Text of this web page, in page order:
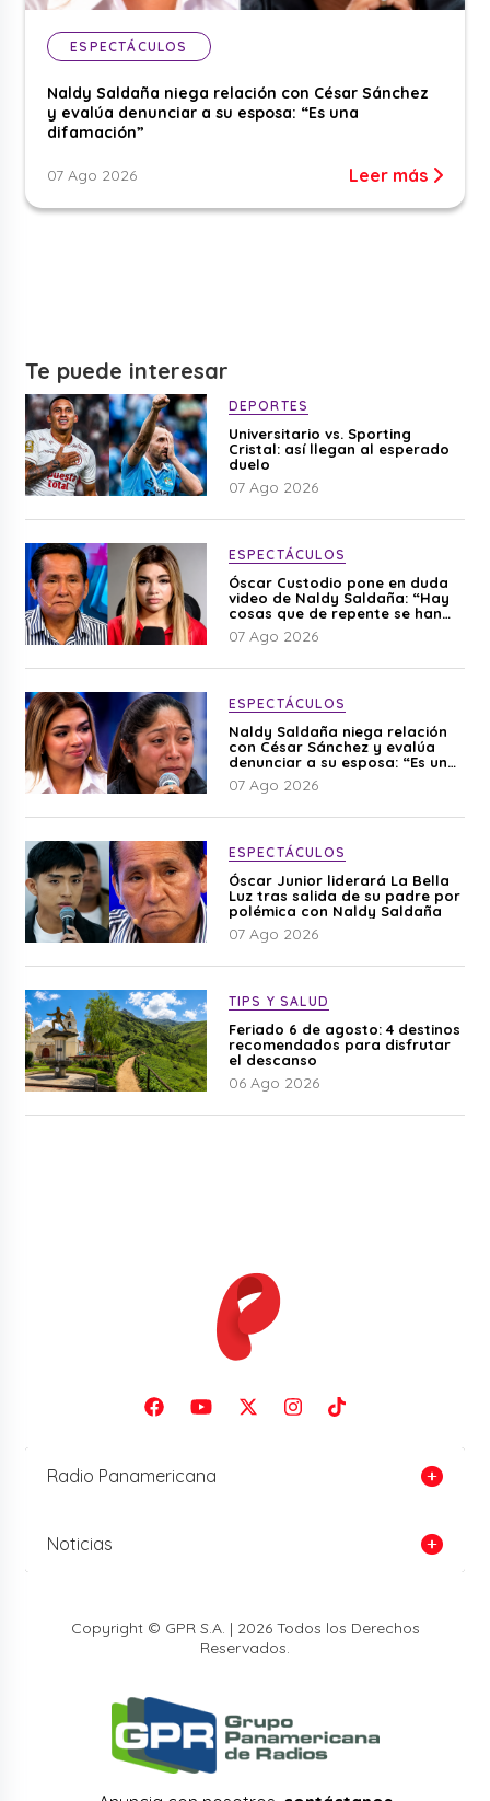
ESPECTÁCULOS
Naldy Saldaña niega relación con César Sánchez
y evalúa denunciar a su esposa: “Es una
difamación”
07 Ago 2026 Leer más
Te puede interesar
DEPORTES
Universitario vs. Sporting
Cristal: así llegan al esperado
duelo
07 Ago 2026
ESPECTÁCULOS
Óscar Custodio pone en duda
video de Naldy Saldaña: “Hay
cosas que de repente se han
editado”
07 Ago 2026
ESPECTÁCULOS
Naldy Saldaña niega relación
con César Sánchez y evalúa
denunciar a su esposa: “Es una
difamación”
07 Ago 2026
ESPECTÁCULOS
Óscar Junior liderará La Bella
Luz tras salida de su padre por
polémica con Naldy Saldaña
07 Ago 2026
TIPS Y SALUD
Feriado 6 de agosto: 4 destinos
recomendados para disfrutar
el descanso
06 Ago 2026
Radio Panamericana
Noticias
Copyright © GPR S.A. | 2026 Todos los Derechos
Reservados.